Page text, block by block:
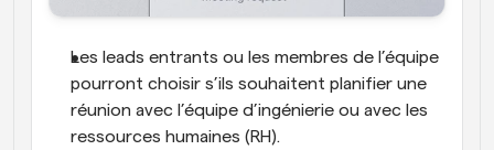
Les leads entrants ou les membres de l’équipe
pourront choisir s’ils souhaitent planifier une
réunion avec l’équipe d’ingénierie ou avec les
ressources humaines (RH).